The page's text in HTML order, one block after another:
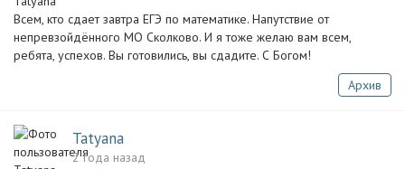
Всем, кто сдает завтра ЕГЭ по математике. Напутствие от
непревзойдённого МО Сколково. И я тоже желаю вам всем,
ребята, успехов. Вы готовились, вы сдадите. С Богом!
Архив
Tatyana
2 года назад